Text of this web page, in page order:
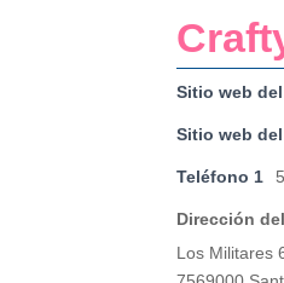
Sitio web
Sitio web
Teléfono 1
Dirección
Los Militares